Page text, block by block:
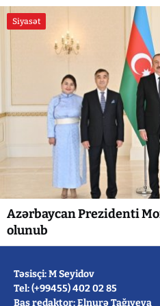
Siyasət
Azərbaycan Prezidenti
olunub
Təsisçi: M Seyidov
Tel: (+99455) 402 02 85
Baş redaktor: Elnurə Tağıyeva